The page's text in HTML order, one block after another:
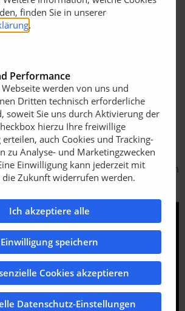
seine bestehenden
– HRM1000, HRM1500,
– anbieten, die weiterhin ein
der Miimo-Produktpalette sind.
im Honda eigenen Werk, Honda
S.A.S., hergestellt und nach der
ganz Europa verfügbar sein. Das
Jahr sein 40-jähriges Jubiläum
Produktionsstandort für
und liefert Produkte
sondern auch auf den globalen
finden Sie in unserer
.
Performance
werden von uns und
Dritten technisch erforderliche
soweit Sie uns durch Aktivierung der
hierzu Ihre freiwillige
auch Cookies und Tracking-
zu Analyse- und Marketingzwecken
Einwilligung kann jederzeit mit
Zukunft widerrufen werden.
Ich akzeptiere alle
Einwilligung speichern
Cookies akzeptieren
Datenschutz-Einstellungen